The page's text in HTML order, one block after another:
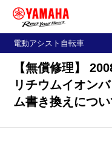
電動アシスト自転車
【無償修理】
リチウムイオン
ム書き換えにつ